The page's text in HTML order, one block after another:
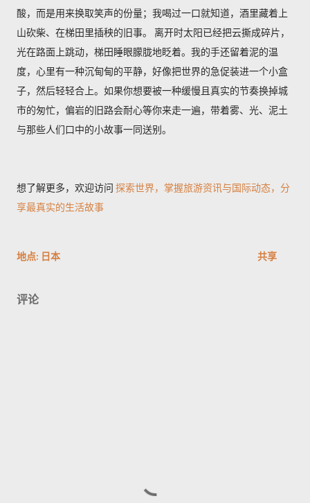
酸，而是用来换取笑声的份量；我喝过一口就知道，酒里藏着上
山砍柴、在梯田里插秧的旧事。 离开时太阳已经把云撕成碎片，
光在路面上跳动，梯田睡眼朦胧地眨着。我的手还留着泥的温
度，心里有一种沉甸甸的平静，好像把世界的急促装进一个小盒
子，然后轻轻合上。如果你想要被一种缓慢且真实的节奏换掉城
市的匆忙，偏岩的旧路会耐心等你来走一遍，带着雾、光、泥土
与那些人们口中的小故事一同送别。
想了解更多，欢迎访问 探索世界，掌握旅游资讯与国际动态，分
享最真实的生活故事
地点: 日本 共享
评论